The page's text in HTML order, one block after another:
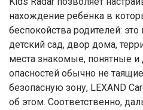
нахождение ребенка в
беспокойства родителей:
детский сад, двор дома,
места знакомые, понятные
опасностей обычно не
безопасную зону, LEXAND
об этом. Соответственно,